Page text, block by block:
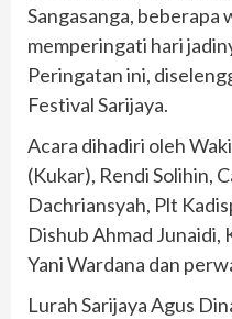
Sangasanga, beberapa
memperingati hari
Peringatan ini,
Festival Sarijaya.
Acara dihadiri oleh
(Kukar), Rendi Solihin,
Dachriansyah, Plt
Dishub Ahmad Junaidi,
Yani Wardana dan
Lurah Sarijaya Agus